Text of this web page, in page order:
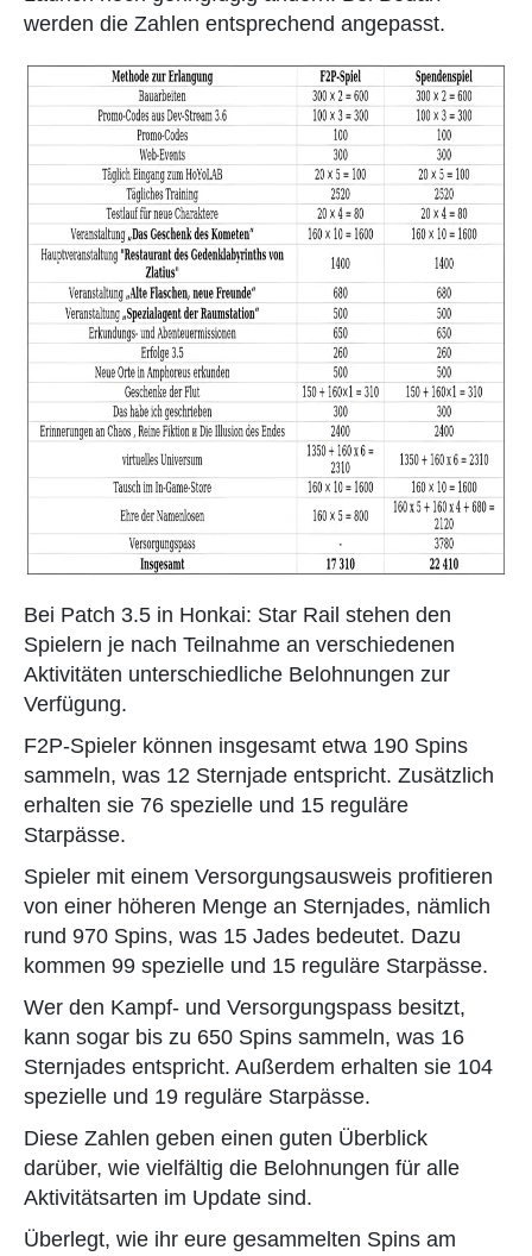
werden die Zahlen entsprechend angepasst.
Bei Patch 3.5 in Honkai: Star Rail stehen den
Spielern je nach Teilnahme an verschiedenen
Aktivitäten unterschiedliche Belohnungen zur
Verfügung.
F2P-Spieler können insgesamt etwa 190 Spins
sammeln, was 12 Sternjade entspricht. Zusätzlich
erhalten sie 76 spezielle und 15 reguläre
Starpässe.
Spieler mit einem Versorgungsausweis profitieren
von einer höheren Menge an Sternjades, nämlich
rund 970 Spins, was 15 Jades bedeutet. Dazu
kommen 99 spezielle und 15 reguläre Starpässe.
Wer den Kampf- und Versorgungspass besitzt,
kann sogar bis zu 650 Spins sammeln, was 16
Sternjades entspricht. Außerdem erhalten sie 104
spezielle und 19 reguläre Starpässe.
Diese Zahlen geben einen guten Überblick
darüber, wie vielfältig die Belohnungen für alle
Aktivitätsarten im Update sind.
Überlegt, wie ihr eure gesammelten Spins am